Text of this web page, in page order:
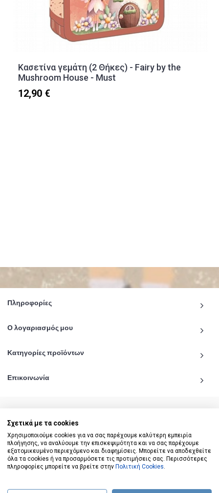
Κασετίνα γεμάτη (2 Θήκες) - Fairy by the
Mushroom House - Must
12,90 €
Πληροφορίες
Ο λογαριασμός μου
Κατηγορίες προϊόντων
Επικοινωνία
© 2020 - 2026 katiginetai.gr All Rights Reserved.
Σχετικά με τα cookies
Χρησιμοποιούμε cookies για να σας παρέχουμε καλύτερη εμπειρία
πλοήγησης, να αναλύουμε την επισκεψιμότητα και να σας παρέχουμε
εξατομικευμένο περιεχόμενο και διαφημίσεις. Μπορείτε να αποδεχθείτε
όλα τα cookies ή να προσαρμόσετε τις προτιμήσεις σας. Περισσότερες
πληροφορίες μπορείτε να βρείτε στην Πολιτική Cookies.